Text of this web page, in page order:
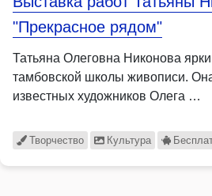
"Прекрасное рядом"
Татьяна Олеговна Никонова
тамбовской школы живописи.
известных художников Олега …
Творчество Культура